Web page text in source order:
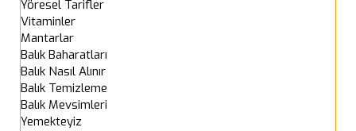
Yöresel Tarifler
Vitaminler
Mantarlar
Balık Baharatları
Balık Nasıl Alınır
Balık Temizleme
Balık Mevsimleri
Yemekteyiz